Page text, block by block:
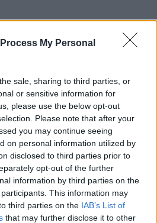
My Personal
sale, sharing to third parties, or
or sensitive information for
please use the below opt-out
Please note that after your
you may continue seeing
on personal information utilized by
disclosed to third parties prior to
opt-out of the further
information by third parties on the
participants. This information may
third parties on the IAB’s List of
that may further disclose it to other
už spomínanú terasu, vchod,
spojenú s kuchyňou, a
z čierneho kovu. Na druhom
spálne, pracovňa a kúpeľňa.
vode, ktorá vyzerá ako vajce
Lacko, Filip Tittelbach,